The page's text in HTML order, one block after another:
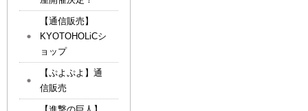
【通信販売】
KYOTOHOLiCシ
ョップ
【ぷよぷよ】通
信販売